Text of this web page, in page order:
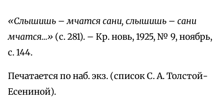
«Слышишь – мчатся сани, слышишь – сани
мчатся…» (с. 281). – Кр. новь, 1925, № 9, ноябрь,
с. 144.
Печатается по наб. экз. (список С. А. Толстой-
Есениной).